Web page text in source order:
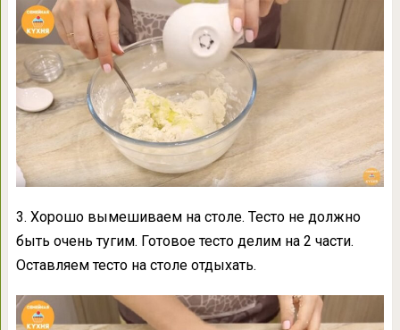
3. Хорошо вымешиваем на столе. Тесто не должно
быть очень тугим. Готовое тесто делим на 2 части.
Оставляем тесто на столе отдыхать.